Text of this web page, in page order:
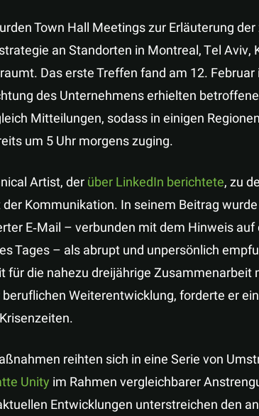
Town Hall Meetings zur Erläuterung
an Standorten in Montreal, Tel Aviv,
Das erste Treffen fand am 12.
des Unternehmens erhielten
Mitteilungen, sodass in einigen
um 5 Uhr morgens zuging.
Artist, derüber LinkedIn berichtete, zu
der Kommunikation. In seinem Beitrag
E‑Mail – verbunden mit dem Hinweis
Tages – als abrupt und unpersönlich
für die nahezu dreijährige
Weiterentwicklung, forderte er
reihten sich in eine Serie von
Unity im Rahmen vergleichbarer
Entwicklungen unterstreichen den